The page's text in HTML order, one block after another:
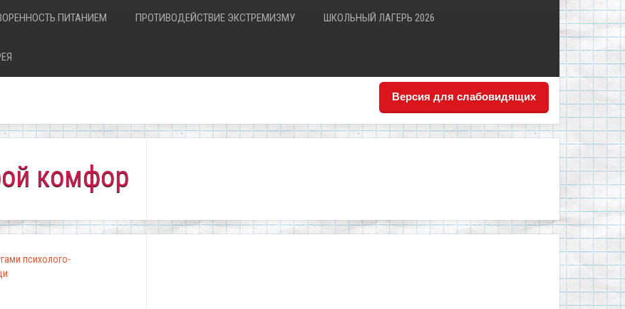
ПИТАНИЕМ ПРОТИВОДЕЙСТВИЕ ЭКСТРЕМИЗМУ ШКОЛЬНЫЙ ЛАГЕРЬ 2026
Версия для слабовидящих
всем!"
психолого-